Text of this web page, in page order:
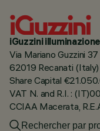
iGuzzini
Via Mariano Guzzini 37
62019 Recanati (Italy)
Share Capital
VAT N. and R.I. :
CCIAA Macerata,